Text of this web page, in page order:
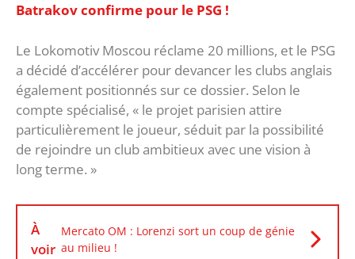
Batrakov confirme pour le PSG !
Le Lokomotiv Moscou réclame 20 millions, et le PSG
a décidé d’accélérer pour devancer les clubs anglais
également positionnés sur ce dossier. Selon le
compte spécialisé, « le projet parisien attire
particulièrement le joueur, séduit par la possibilité
de rejoindre un club ambitieux avec une vision à
long terme. »
À
voir
Mercato OM : Lorenzi sort un coup de génie
au milieu !